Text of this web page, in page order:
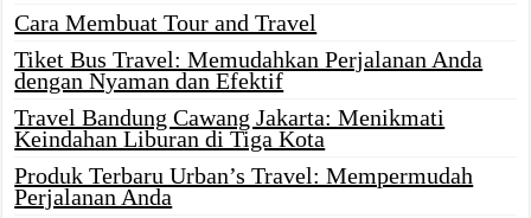
Cara Membuat Tour and Travel
Tiket Bus Travel: Memudahkan Perjalanan Anda
dengan Nyaman dan Efektif
Travel Bandung Cawang Jakarta: Menikmati
Keindahan Liburan di Tiga Kota
Produk Terbaru Urban’s Travel: Mempermudah
Perjalanan Anda